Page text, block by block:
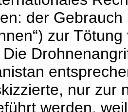
der
zur
Die
nur zur
werden,